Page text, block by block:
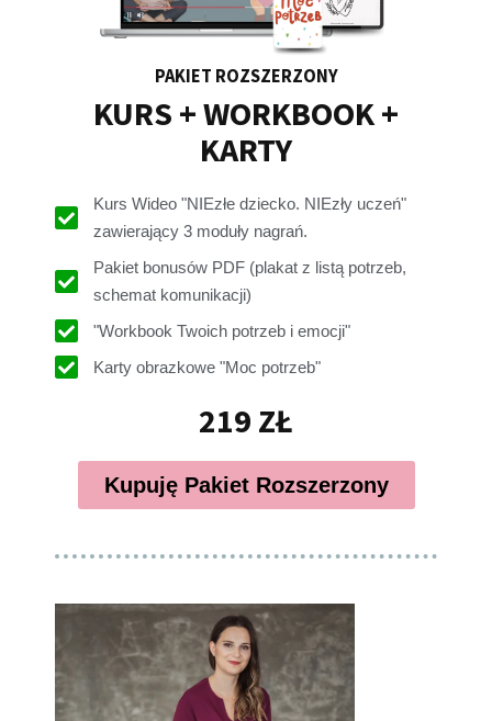
PAKIET ROZSZERZONY
KURS + WORKBOOK +
KARTY
Kurs Wideo "NIEzłe dziecko. NIEzły uczeń"
zawierający 3 moduły nagrań.
Pakiet bonusów PDF (plakat z listą potrzeb,
schemat komunikacji)
"Workbook Twoich potrzeb i emocji"
Karty obrazkowe "Moc potrzeb"
219 ZŁ
Kupuję Pakiet Rozszerzony